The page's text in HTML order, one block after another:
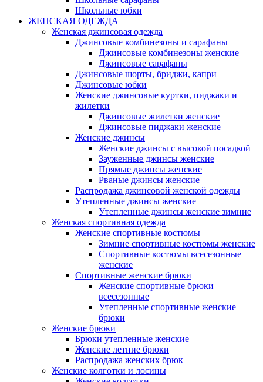
Школьные юбки
ЖЕНСКАЯ ОДЕЖДА
Женская джинсовая одежда
Джинсовые комбинезоны и сарафаны
Джинсовые комбинезоны женские
Джинсовые сарафаны
Джинсовые шорты, бриджи, капри
Джинсовые юбки
Женские джинсовые куртки, пиджаки и
жилетки
Джинсовые жилетки женские
Джинсовые пиджаки женские
Женские джинсы
Женские джинсы с высокой посадкой
Зауженные джинсы женские
Прямые джинсы женские
Рваные джинсы женские
Распродажа джинсовой женской одежды
Утепленные джинсы женские
Утепленные джинсы женские зимние
Женская спортивная одежда
Женские спортивные костюмы
Зимние спортивные костюмы женские
Спортивные костюмы всесезонные
женские
Спортивные женские брюки
Женские спортивные брюки
всесезонные
Утепленные спортивные женские
брюки
Женские брюки
Брюки утепленные женские
Женские летние брюки
Распродажа женских брюк
Женские колготки и лосины